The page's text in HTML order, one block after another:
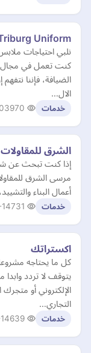
Uniform
نلبي احتياجات
كنت تعمل في مجال
الضيافة، فإننا
الال…
خدمات
الشرق للمقاولات
إذا كنت تبحث عن
مرسى الشرق
أعمال البناء
خدمات
اكستراتك
يتوقف لا تردد
الإلكتروني أو
التجاري…
خدمات